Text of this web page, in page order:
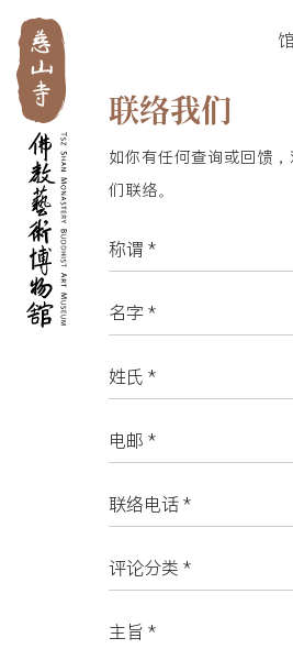
联络我们
如你有任何查询或回馈
们联络。
称谓 *
名字 *
姓氏 *
电邮 *
联络电话 *
评论分类 *
主旨 *